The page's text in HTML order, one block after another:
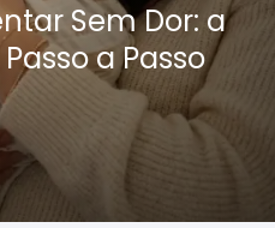
Sem Dor: a
a Passo